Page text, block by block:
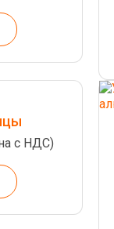
с НДС)